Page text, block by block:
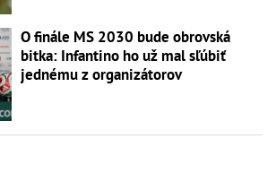
O finále MS 2030 bude obrovská
bitka: Infantino ho už mal sľúbiť
jednému z organizátorov